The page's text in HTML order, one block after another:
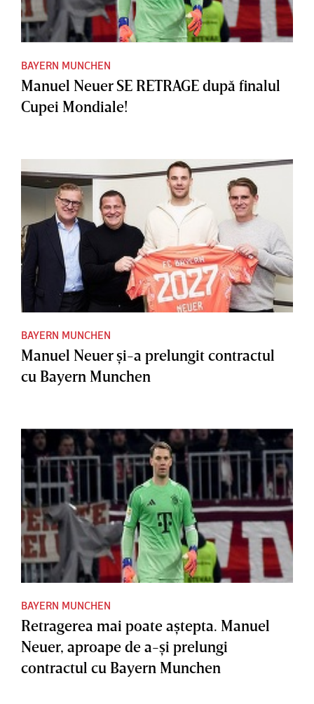
BAYERN MUNCHEN
Manuel Neuer SE RETRAGE după finalul
Cupei Mondiale!
BAYERN MUNCHEN
Manuel Neuer şi-a prelungit contractul
cu Bayern Munchen
BAYERN MUNCHEN
Retragerea mai poate aştepta. Manuel
Neuer, aproape de a-şi prelungi
contractul cu Bayern Munchen